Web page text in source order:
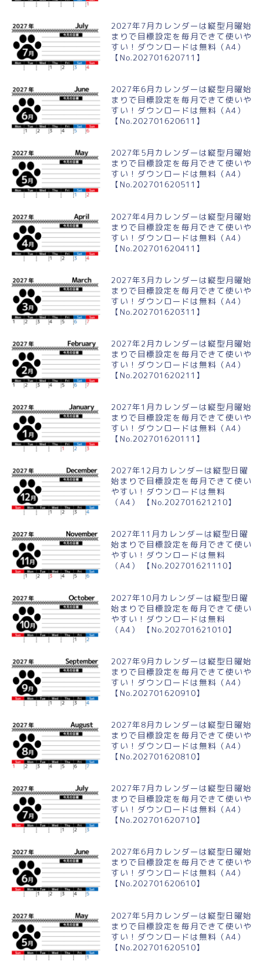
2027年7月カレンダーは縦型月曜始
まりで目標設定を毎月できて使いや
すい！ダウンロードは無料（A4）
【No.202701620711】
2027年6月カレンダーは縦型月曜始
まりで目標設定を毎月できて使いや
すい！ダウンロードは無料（A4）
【No.202701620611】
2027年5月カレンダーは縦型月曜始
まりで目標設定を毎月できて使いや
すい！ダウンロードは無料（A4）
【No.202701620511】
2027年4月カレンダーは縦型月曜始
まりで目標設定を毎月できて使いや
すい！ダウンロードは無料（A4）
【No.202701620411】
2027年3月カレンダーは縦型月曜始
まりで目標設定を毎月できて使いや
すい！ダウンロードは無料（A4）
【No.202701620311】
2027年2月カレンダーは縦型月曜始
まりで目標設定を毎月できて使いや
すい！ダウンロードは無料（A4）
【No.202701620211】
2027年1月カレンダーは縦型月曜始
まりで目標設定を毎月できて使いや
すい！ダウンロードは無料（A4）
【No.202701620111】
2027年12月カレンダーは縦型日曜
始まりで目標設定を毎月できて使い
やすい！ダウンロードは無料
（A4） 【No.202701621210】
2027年11月カレンダーは縦型日曜
始まりで目標設定を毎月できて使い
やすい！ダウンロードは無料
（A4） 【No.202701621110】
2027年10月カレンダーは縦型日曜
始まりで目標設定を毎月できて使い
やすい！ダウンロードは無料
（A4） 【No.202701621010】
2027年9月カレンダーは縦型日曜始
まりで目標設定を毎月できて使いや
すい！ダウンロードは無料（A4）
【No.202701620910】
2027年8月カレンダーは縦型日曜始
まりで目標設定を毎月できて使いや
すい！ダウンロードは無料（A4）
【No.202701620810】
2027年7月カレンダーは縦型日曜始
まりで目標設定を毎月できて使いや
すい！ダウンロードは無料（A4）
【No.202701620710】
2027年6月カレンダーは縦型日曜始
まりで目標設定を毎月できて使いや
すい！ダウンロードは無料（A4）
【No.202701620610】
2027年5月カレンダーは縦型日曜始
まりで目標設定を毎月できて使いや
すい！ダウンロードは無料（A4）
【No.202701620510】